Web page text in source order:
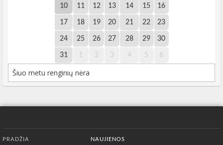
10 11 12 13 14 15 16
17 18 19 20 21 22 23
24 25 26 27 28 29 30
31 1 2 3 4 5 6
Šiuo metu renginių nėra
PRADŽIA
NAUJIENOS